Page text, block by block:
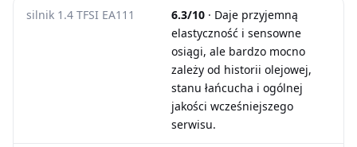
silnik 1.4 TFSI EA111 6.3/10 · Daje przyjemną
elastyczność i sensowne
osiągi, ale bardzo mocno
zależy od historii olejowej,
stanu łańcucha i ogólnej
jakości wcześniejszego
serwisu.